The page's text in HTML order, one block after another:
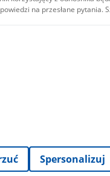
na przesłane pytania.
audio i wideo,
-
Spersonalizuj